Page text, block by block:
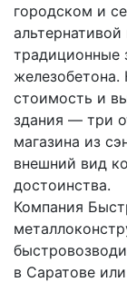
городском и
традиционные
железобетона.
стоимость и
здания — три
магазина из
внешний вид
достоинства.
Компания
в Саратове